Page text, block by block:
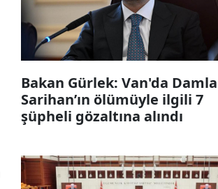
Bakan Gürlek: Van'da
Sarihan’ın ölümüyle ilgili 7
şüpheli gözaltına alındı